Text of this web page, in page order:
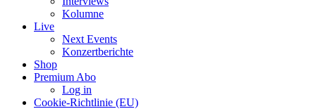
Kolumne
Live
Next Events
Konzertberichte
Shop
Premium Abo
Log in
Cookie-Richtlinie (EU)